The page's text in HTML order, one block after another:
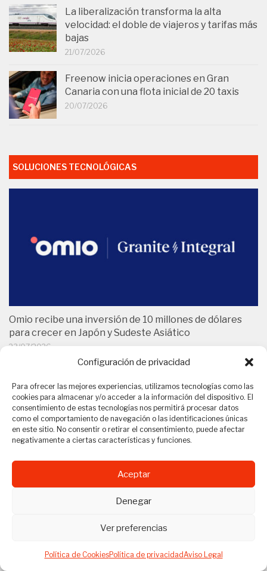
Configuración de privacidad
Para ofrecer las mejores experiencias, utilizamos tecnologías como las
cookies para almacenar y/o acceder a la información del dispositivo. El
consentimiento de estas tecnologías nos permitirá procesar datos
como el comportamiento de navegación o las identificaciones únicas
en este sitio. No consentir o retirar el consentimiento, puede afectar
negativamente a ciertas características y funciones.
Aceptar
Denegar
Ver preferencias
Política de CookiesPolítica de privacidadAviso Legal
Freenow inicia operaciones en Gran
Canaria con una flota inicial de 20 taxis
20/07/2026
SOLUCIONES TECNOLÓGICAS
Omio recibe una inversión de 10 millones de dólares
BCD lanza una plataforma de datos de viajes y finanzas
impulsada por IA
15/07/2026